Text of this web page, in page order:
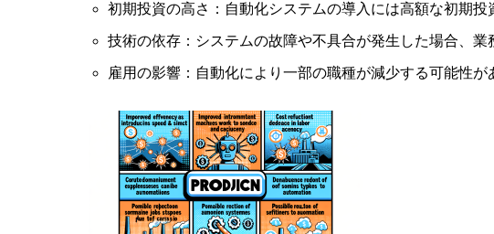
初期投資の高さ：自動化システムの導入には高額な初期投
技術の依存：システムの故障や不具合が発生した場合、業
雇用の影響：自動化により一部の職種が減少する可能性が